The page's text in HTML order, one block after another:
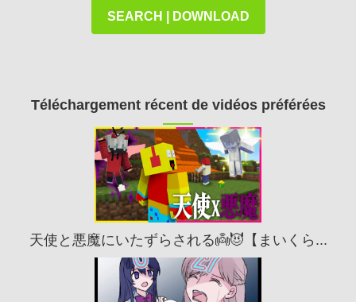
SEARCH | DOWNLOAD
Téléchargement récent de vidéos préférées
天使と悪魔にいたずらされる👼😈【まいくら...